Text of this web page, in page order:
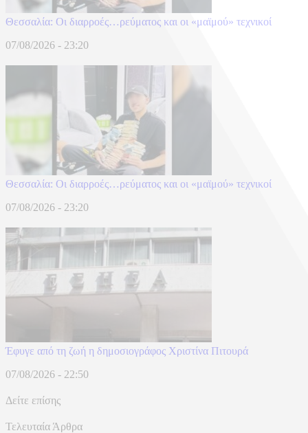
Θεσσαλία: Οι διαρροές…ρεύματος και οι «μαϊμού» τεχνικοί
07/08/2026 - 23:20
Θεσσαλία: Οι διαρροές…ρεύματος και οι «μαϊμού» τεχνικοί
07/08/2026 - 23:20
Έφυγε από τη ζωή η δημοσιογράφος Χριστίνα Πιτουρά
07/08/2026 - 22:50
Δείτε επίσης
Τελευταία Άρθρα